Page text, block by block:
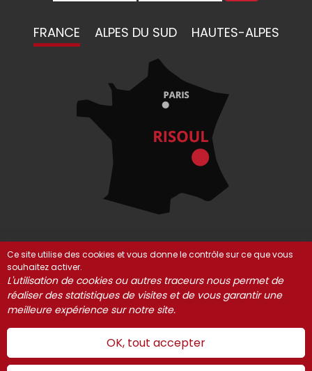
FRANCE ALPES DU SUD HAUTES-ALPES
© Risoul 2021-2025 Mentions Légales
Partenaires
Gestion des cookies
Ce site utilise des cookies et vous donne le contrôle sur ce que vous
souhaitez activer.
L'utilisation de cookies ou autres traceurs nous permet de
réaliser des statistiques de visites et de vous garantir une
meilleure expérience sur notre site.
OK, tout accepter